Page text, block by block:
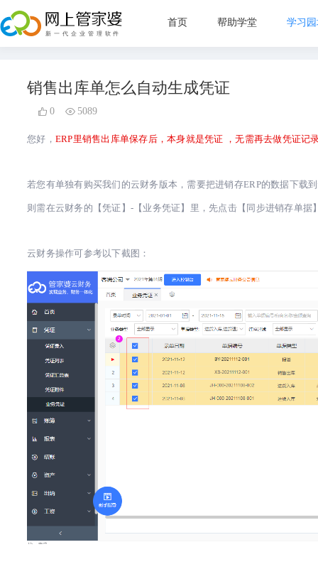
首页 帮助学堂 学习
常见
销售出库单怎么自动生成凭证
0 5089
您好， ERP里销售出库单保存后，本身就是凭证 ，无需再去做凭证记
若您有单独有购买我们的云财务版本，需要把进销存ERP的数据下载
则需在云财务的 【凭证】-【业务凭证】 里，先点击 【同步进销存单据
云财务操作可参考以下截图：